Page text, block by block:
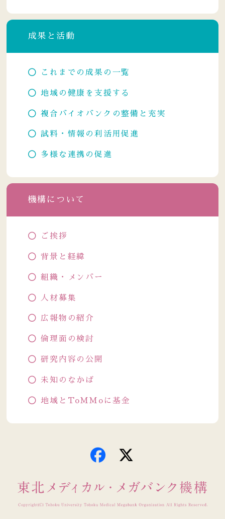
成果と活動
これまでの成果の一覧
地域の健康を支援する
複合バイオバンクの整備と充実
試料・情報の利活用促進
多様な連携の促進
機構について
ご挨拶
背景と経緯
組織・メンバー
人材募集
広報物の紹介
倫理面の検討
研究内容の公開
未知のなかば
地域とToMMoに基金